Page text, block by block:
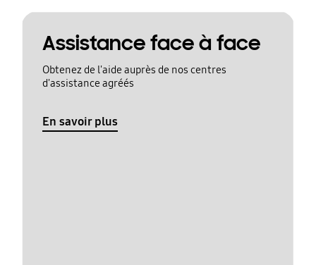
Assistance face à face
Obtenez de l'aide auprès de nos centres
d'assistance agréés
En savoir plus